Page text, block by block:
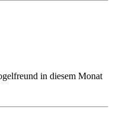
in diesem Monat